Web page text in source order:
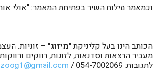
וכמאמר מילות השיר בפתיחת המאמר: "אולי
הכותב הינו בעל קליניקת "מיזוג" – זוגיות.
מעביר הרצאות וסדנאות, לזוגות, רווקים
לתגובות: 054-7002069 /